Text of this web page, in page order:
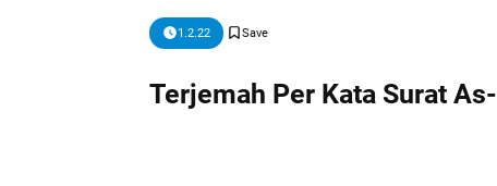
1.2.22
Terjemah Per Kata Surat